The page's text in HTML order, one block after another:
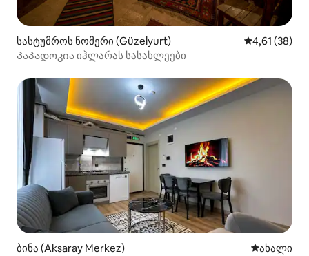
სასტუმროს ნომერი (Güzelyurt) საშუალო
4,61 (38)
Კაპადოკია იჰლარას სასახლეები
ბინა (Aksaray Merkez) ახლად
ახალი